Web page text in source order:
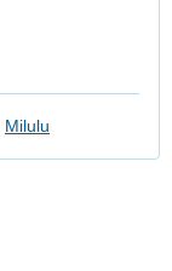
Milulu